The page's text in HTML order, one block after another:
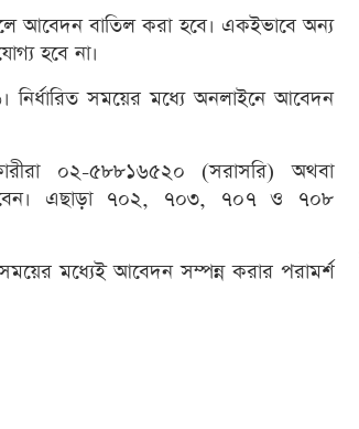
আবেদন বাতিল করা হবে। একইভাবে অন্য
হবে না।
সময়ের মধ্যে অনলাইনে আবেদন
০২-৫৮৮১৬৫২০ (সরাসরি) অথবা
এছাড়া ৭০২, ৭০৩, ৭০৭ ও ৭০৮
সময়ের মধ্যেই আবেদন সম্পন্ন করার পরামর্শ